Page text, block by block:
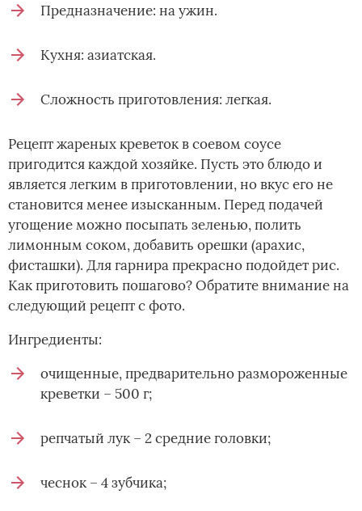
Предназначение: на ужин.
Кухня: азиатская.
Сложность приготовления: легкая.
Рецепт жареных креветок в соевом соусе
пригодится каждой хозяйке. Пусть это блюдо и
является легким в приготовлении, но вкус его не
становится менее изысканным. Перед подачей
угощение можно посыпать зеленью, полить
лимонным соком, добавить орешки (арахис,
фисташки). Для гарнира прекрасно подойдет рис.
Как приготовить пошагово? Обратите внимание на
следующий рецепт с фото.
Ингредиенты:
очищенные, предварительно размороженные
креветки – 500 г;
репчатый лук – 2 средние головки;
чеснок – 4 зубчика;